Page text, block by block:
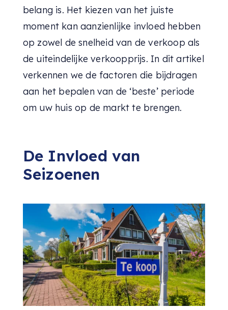
belang is. Het kiezen van het juiste
moment kan aanzienlijke invloed hebben
op zowel de snelheid van de verkoop als
de uiteindelijke verkoopprijs. In dit artikel
verkennen we de factoren die bijdragen
aan het bepalen van de ‘beste’ periode
om uw huis op de markt te brengen.
De Invloed van
Seizoenen